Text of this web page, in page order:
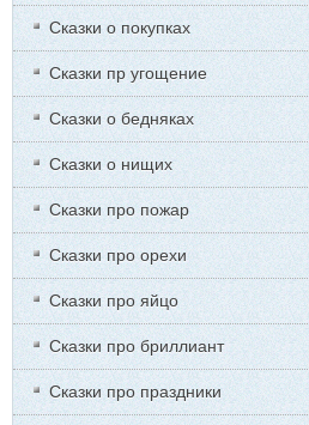
Сказки о покупках
Сказки пр угощение
Сказки о бедняках
Сказки о нищих
Сказки про пожар
Сказки про орехи
Сказки про яйцо
Сказки про бриллиант
Сказки про праздники